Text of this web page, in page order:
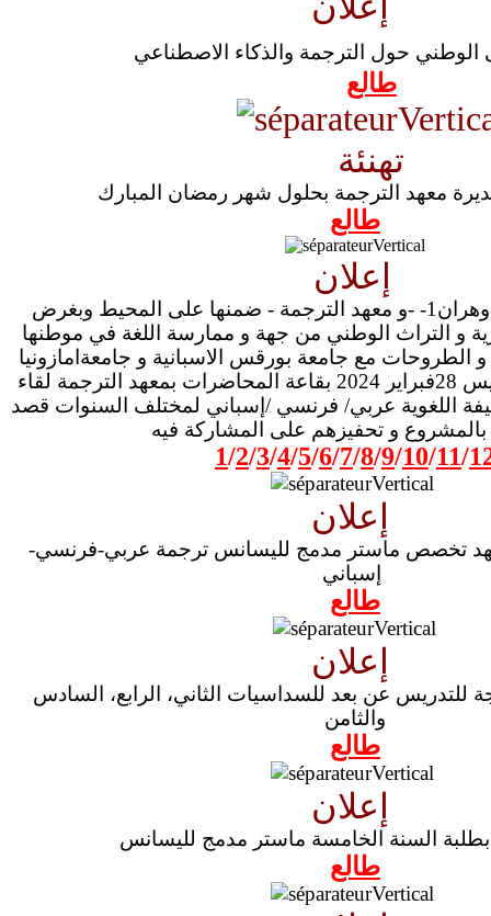
طالع
تهنئة
معهد الترجمة بحلول شهر رمضان المبارك
طالع
إعلان
في إطار انفتاح جامعة وهران1- -و معهد الترجمة - ضمنها على المحيط وبغرض
و التراث الوطني من جهة و ممارسة اللغة في موطنها
و الطروحات مع جامعة بورقس الاسبانية و جامعةامازونيا
بكولومبيا نظم يوم الخميس 28فبراير 2024 بقاعة المحاضرات بمعهد الترجمة لقاء
اللغوية عربي/ فرنسي /إسباني لمختلف السنوات قصد
بالمشروع و تحفيزهم على المشاركة فيه
1/2/3/4/5/6/7/8/9/10/11/
تخصص ماستر مدمج لليسانس ترجمة عربي-فرنسي-
طالع
للتدريس عن بعد للسداسيات الثاني، الرابع، السادس
والثامن
طالع
السنة الخامسة ماستر مدمج لليسانس
طالع